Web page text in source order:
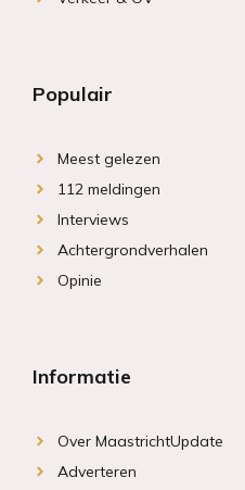
Populair
Meest gelezen
112 meldingen
Interviews
Achtergrondverhalen
Opinie
Informatie
Over MaastrichtUpdate
Adverteren